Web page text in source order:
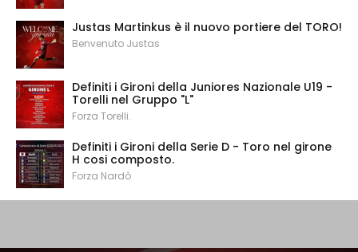
Justas Martinkus è il nuovo portiere del TORO!
Benvenuto Justas
Definiti i Gironi della Juniores Nazionale U19 -
Torelli nel Gruppo "L"
Forza Torelli.
Definiti i Gironi della Serie D - Toro nel girone
H cosi composto.
Forza Nardò